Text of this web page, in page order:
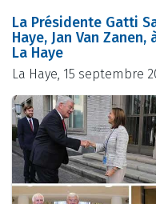
La Présidente Gatti
Haye, Jan Van
La Haye
La Haye, 15 septembre